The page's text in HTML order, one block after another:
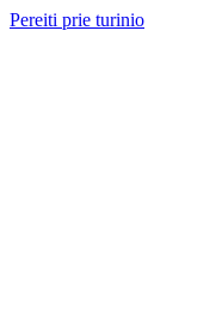
Pereiti prie turinio